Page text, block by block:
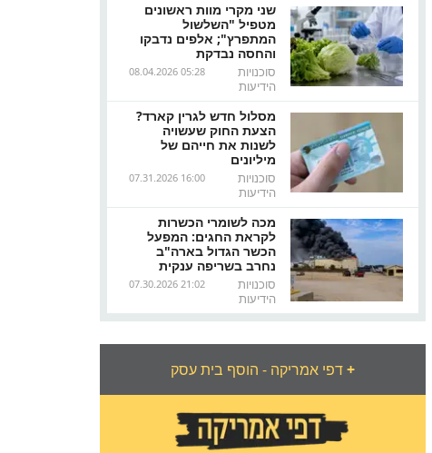
שני מקרי מוות ראשונים
מטפיל "השלשול
המתפרץ"; אלפים נדבקו
והחסה נבדקת
08.04.2026 05:28
סוכנויות
הידיעות
מסלול חדש לגרין קארד?
הצעת החוק שעשויה
לשנות את חייהם של
מיליונים
07.31.2026 16:00
סוכנויות
הידיעות
מכה לשומרי הכשרות
לקראת החגים: המפעל
הכשר הגדול בארה"ב
נחרב בשריפה ענקית
07.30.2026 21:02
סוכנויות
הידיעות
דפי אמריקה - הוסף בית עסק+